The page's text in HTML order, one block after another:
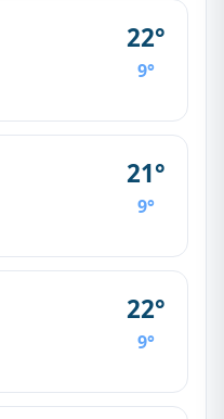
22°
9°
21°
9°
22°
9°